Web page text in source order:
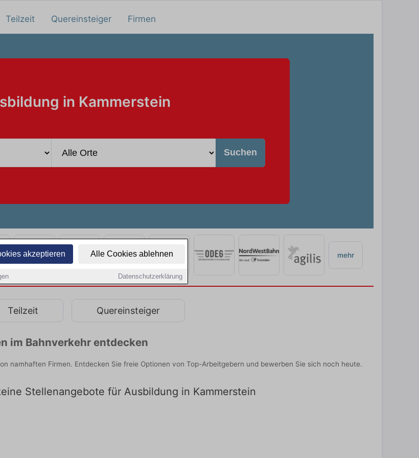
akzeptieren Alle Cookies ablehnen
Datenschutzerklärung
Teilzeit Quereinsteiger Firmen
in Kammerstein
Suchen
mehr
Teilzeit Quereinsteiger
im Bahnverkehr entdecken
namhaften Firmen. Entdecken Sie freie Optionen von Top-Arbeitgebern und bewerben Sie sich noch heute.
Stellenangebote für Ausbildung in Kammerstein